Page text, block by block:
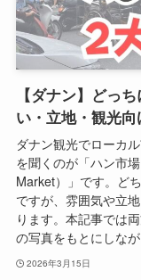
【ダナン】どっ
い・立地・観光
ダナン観光でローカ
を聞くのが「ハン市
Market）」です。ど
ですが、雰囲気や立
ります。本記事では
の写真をもとにしな
2026年3月15日